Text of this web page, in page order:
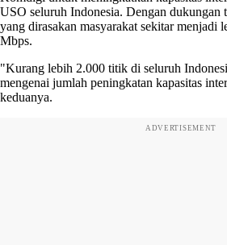
USO seluruh Indonesia. Dengan dukungan
yang dirasakan masyarakat sekitar menjadi
Mbps.
"Kurang lebih 2.000 titik di seluruh
mengenai jumlah peningkatan kapasitas
keduanya.
ADVERTISEMENT